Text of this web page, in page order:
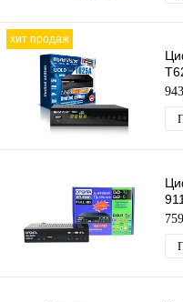
хит продаж
тв